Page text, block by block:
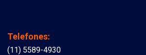
Telefones:
(11) 5589-4930